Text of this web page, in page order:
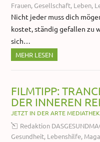
Frauen,Gesellschaft, Leben,
Nicht jeder muss dich
kostet, ständig gefallen zu
sich…
MEHR LESEN
FILMTIPP:
DER INNEREN
JETZT IN DER ARTE
Redaktion
Gesundheit, Lebenshilfe,